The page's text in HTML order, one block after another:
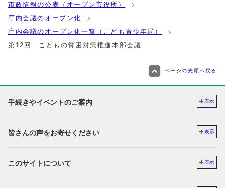
市政情報の公表（オープン市役所）
庁内会議のオープン化
庁内会議のオープン化一覧（こども青少年局）
第12回 こどもの貧困対策推進本部会議
ページの先頭へ戻る
手続きやイベントのご案内 表示
皆さんの声をお寄せください 表示
このサイトについて 表示